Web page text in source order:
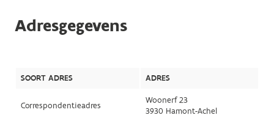
Adresgegevens
SOORT ADRES ADRES
Correspondentieadres
Woonerf 23
3930 Hamont-Achel